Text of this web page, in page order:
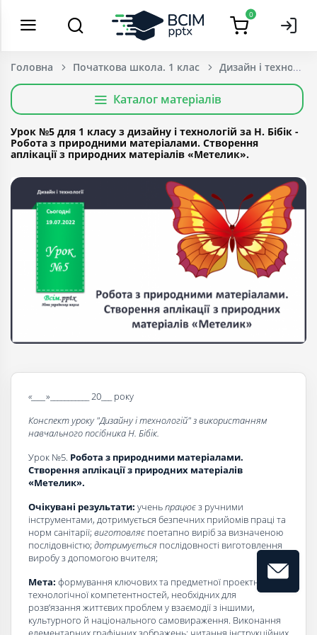
0
Головна Початкова школа. 1 клас Дизайн і технології
Каталог матеріалів
Урок №5 для 1 класу з дизайну і технологій за Н. Бібік -
Робота з природними матеріалами. Створення
аплікації з природних матеріалів «Метелик».
«____ »___________ 20___ року
Конспект уроку "Дизайну і технологій" з використанням
навчального посібника Н. Бібік.
Урок №5. Робота з природними матеріалами.
Створення аплікації з природних матеріалів
«Метелик».
Очікувані результати: ученьпрацюєз ручними
інструментами, дотримується безпечних прийомів праці та
норм санітарії; виготовляє поетапно виріб за визначеною
послідовністю; дотримується послідовності виготовлення
виробу з допомогою вчителя;
Мета: формування ключових та предметної проектно-
технологічної компетентностей, необхідних для
розв’язання життєвих проблем у взаємодії з іншими,
культурного й національного самовираження. Виконання